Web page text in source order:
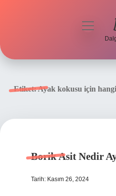
menüyü
Etiket:Ayak kokusu için
Borik Asit Nedir
Tarih: Kasım 26, 2024